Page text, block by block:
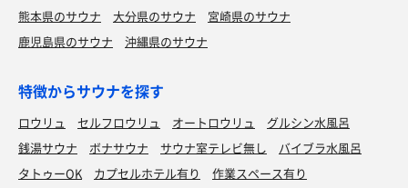
熊本県のサウナ
大分県のサウナ
宮崎県のサウナ
鹿児島県のサウナ
沖縄県のサウナ
特徴からサウナを探す
ロウリュ セルフロウリュ オートロウリュ
グルシン水風呂
銭湯サウナ
ボナサウナ サウナ室テレビ無し
バイブラ水風呂
タトゥーOK
カプセルホテル有り
作業スペース有り